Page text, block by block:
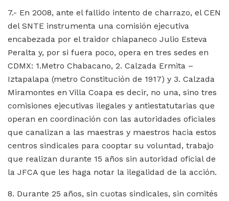
7.- En 2008, ante el fallido intento de charrazo, el CEN
del SNTE instrumenta una comisión ejecutiva
encabezada por el traidor chiapaneco Julio Esteva
Peralta y, por si fuera poco, opera en tres sedes en
CDMX: 1.Metro Chabacano, 2. Calzada Ermita –
Iztapalapa (metro Constitución de 1917) y 3. Calzada
Miramontes en Villa Coapa es decir, no una, sino tres
comisiones ejecutivas ilegales y antiestatutarias que
operan en coordinación con las autoridades oficiales
que canalizan a las maestras y maestros hacia estos
centros sindicales para cooptar su voluntad, trabajo
que realizan durante 15 años sin autoridad oficial de
la JFCA que les haga notar la ilegalidad de la acción.
8. Durante 25 años, sin cuotas sindicales, sin comités